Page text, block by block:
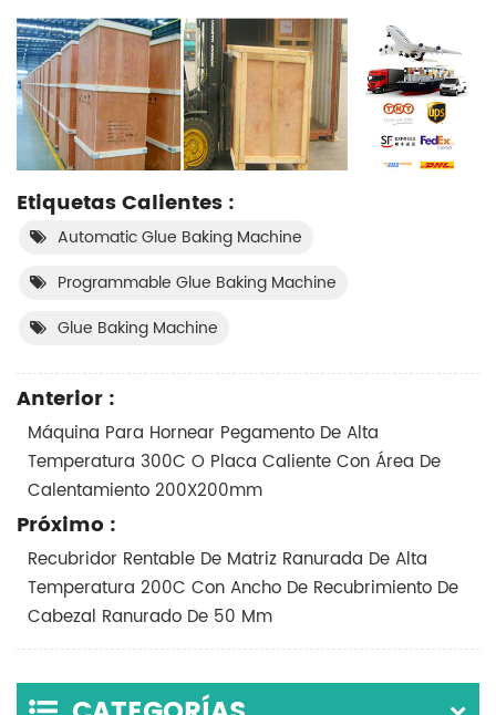
Etiquetas Calientes :
Automatic Glue Baking Machine
Programmable Glue Baking Machine
Glue Baking Machine
Anterior :
Máquina Para Hornear Pegamento De Alta
Temperatura 300C O Placa Caliente Con Área De
Calentamiento 200X200mm
Próximo :
Recubridor Rentable De Matriz Ranurada De Alta
Temperatura 200C Con Ancho De Recubrimiento De
Cabezal Ranurado De 50 Mm